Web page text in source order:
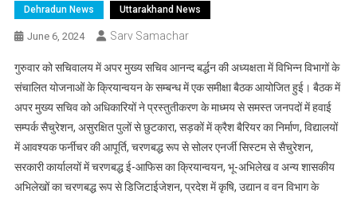
Dehradun News Uttarakhand News
June 6, 2024 Sarv Samachar
गुरुवार को सचिवालय में अपर मुख्य सचिव आनन्द बर्द्धन की अध्यक्षता में विभिन्न विभागों के
संचालित योजनाओं के क्रियान्वयन के सम्बन्ध में एक समीक्षा बैठक आयोजित हुई। बैठक में
अपर मुख्य सचिव को अधिकारियों ने प्रस्तुतीकरण के माध्मय से समस्त जनपदों में हवाई
सम्पर्क सैचुरेशन, असुरक्षित पुलों से छुटकारा, सड़कों में क्रैश बैरियर का निर्माण, विद्यालयों
में आवश्यक फर्नीचर की आपूर्ति, चरणबद्ध रूप से सोलर एनर्जी सिस्टम से सैचुरेशन,
सरकारी कार्यालयों में चरणबद्ध ई-आफिस का क्रियान्वयन, भू-अभिलेख व अन्य शासकीय
अभिलेखों का चरणबद्ध रूप से डिजिटाईजेशन, प्रदेश में कृषि, उद्यान व वन विभाग के